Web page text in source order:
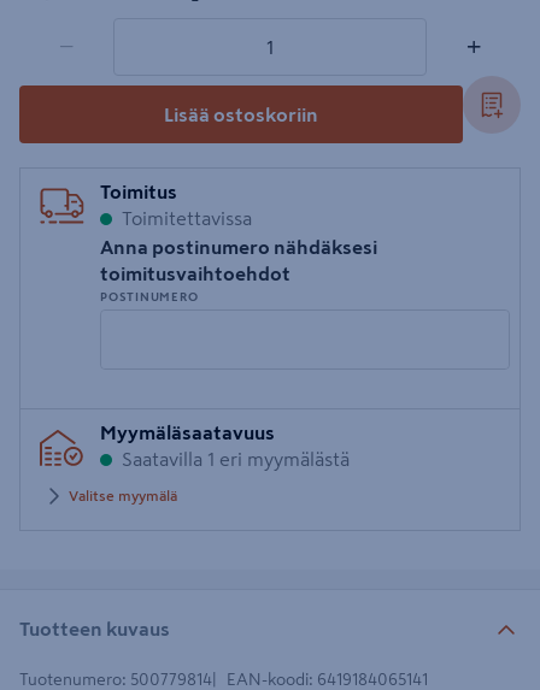
− +
Lisää ostoskoriin
Toimitus
Toimitettavissa
Anna postinumero nähdäksesi
toimitusvaihtoehdot
POSTINUMERO
postinumero
Myymäläsaatavuus
Saatavilla 1 eri myymälästä
Valitse myymälä
Tuotteen kuvaus
Tuotenumero: 500779814 EAN-koodi: 6419184065141